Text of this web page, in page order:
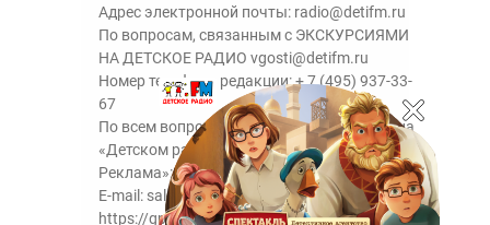
Адрес электронной почты: radio@detifm.ru
По вопросам, связанным с ЭКСКУРСИЯМИ
НА ДЕТСКОЕ РАДИО vgosti@detifm.ru
Номер телефона редакции:+ 7 (495) 937-33-
67
По всем вопросам размещения рекламы на
«Детском радио» - сейлз-хаус «ГПМ
Реклама»:+7 (495) 921-40-41
E-mail: sales@gazprom-media.ru
https://gpmsaleshouse.ru/